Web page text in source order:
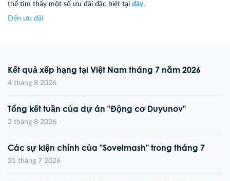
thể tìm thấy một số ưu đãi đặc biệt tại đây.
Đến ưu đãi
Kết quả xếp hạng tại Việt Nam tháng 7 năm 2026
4 tháng 8 2026
Tổng kết tuần của dự án "Động cơ Duyunov"
2 tháng 8 2026
Các sự kiện chính của "Sovelmash" trong tháng 7
31 tháng 7 2026